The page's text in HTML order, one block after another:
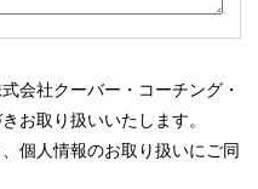
会社クーバー・コーチング・
お取り扱いいたします。
個人情報のお取り扱いにご同